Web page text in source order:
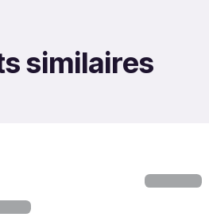
similaires